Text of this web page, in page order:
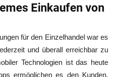
Einkaufen von
für den Einzelhandel war es
und überall erreichbar zu
Technologien ist das heute
ermöglichen es den Kunden,